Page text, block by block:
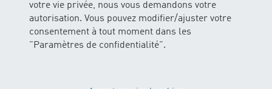
votre vie privée, nous vous demandons votre
autorisation. Vous pouvez modifier/ajuster votre
consentement à tout moment dans les
"Paramètres de confidentialité".